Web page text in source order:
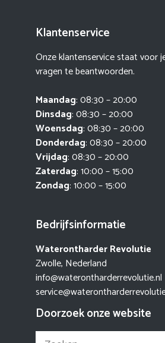
Klantenservice
Onze klantenservice staat voor
vragen te beantwoorden.
Maandag: 08:30 – 20:00
Dinsdag: 08:30 – 20:00
Woensdag: 08:30 – 20:00
Donderdag: 08:30 – 20:00
Vrijdag: 08:30 – 20:00
Zaterdag: 10:00 – 15:00
Zondag: 10:00 – 15:00
Bedrijfsinformatie
Waterontharder Revolutie
Zwolle, Nederland
info@waterontharderrevolutie.nl
Doorzoek onze website
Zoek